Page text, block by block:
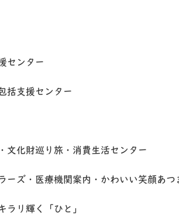
センター
括支援センター
文化財巡り旅・消費生活センター
ーズ・医療機関案内・かわいい笑顔あつ
ラリ輝く「ひと」